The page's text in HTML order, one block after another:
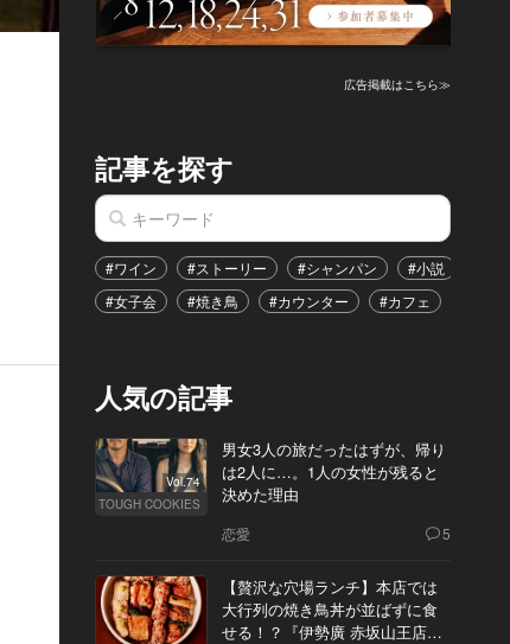
広告掲載はこちら≫
記事を探す
#ワイン #ストーリー #シャンパン #小説
#女子会
#焼き鳥 #カウンター #カフェ
人気の記事
Vol.74
TOUGH COOKIES
男女3人の旅だったはずが、帰り
は2人に…。1人の女性が残ると
決めた理由
恋愛 5
【贅沢な穴場ランチ】本店では
大行列の焼き鳥丼が並ばずに食
せる！？『伊勢廣 赤坂山王店』